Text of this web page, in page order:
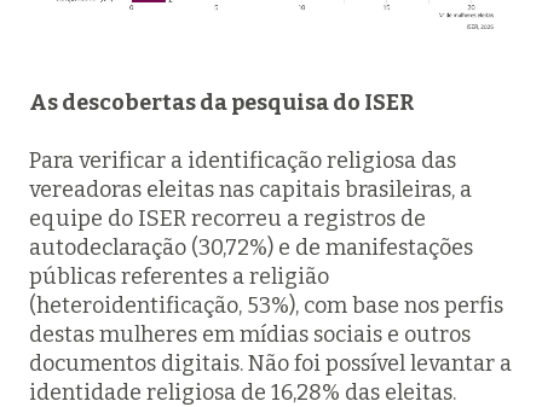
As descobertas da pesquisa do ISER
Para verificar a identificação religiosa das
vereadoras eleitas nas capitais brasileiras, a
equipe do ISER recorreu a registros de
autodeclaração (30,72%) e de manifestações
públicas referentes a religião
(heteroidentificação, 53%), com base nos perfis
destas mulheres em mídias sociais e outros
documentos digitais. Não foi possível levantar a
identidade religiosa de 16,28% das eleitas.